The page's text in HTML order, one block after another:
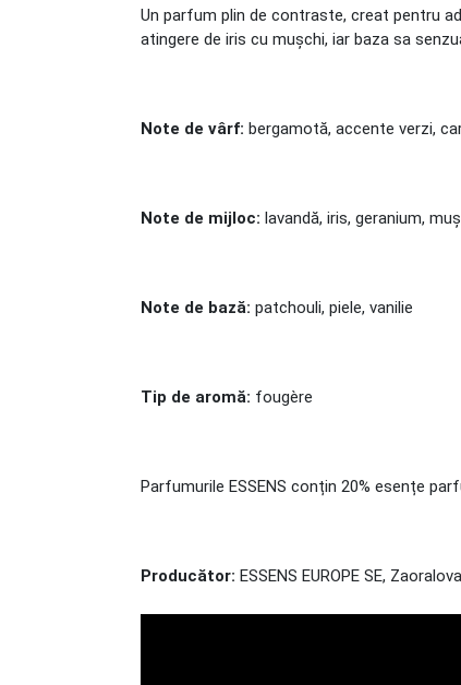
Un parfum plin de contraste, creat pentru
atingere de iris cu mușchi, iar baza sa
Note de vârf: bergamotă, accente verzi,
Note de mijloc: lavandă, iris, geranium,
Note de bază: patchouli, piele, vanilie
Tip de aromă: fougère
Parfumurile ESSENS conțin 20% esențe
Producător: ESSENS EUROPE SE,